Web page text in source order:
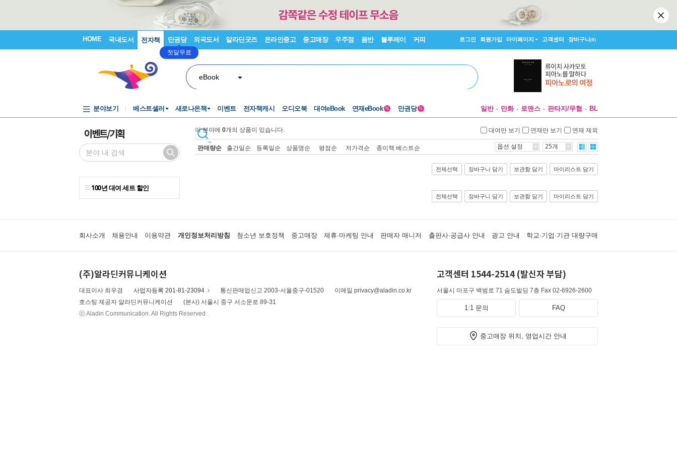
HOME 국내도서 전자책 만권당
첫달무료
외국도서 알라딘굿즈 온라인중고 중고매장 우주점 음반 블루레이 커피 로그인 회원가입 마이페이지 고객센터 장바구니(0)
eBook
분야보기 베스트셀러 새로나온책 이벤트 전자책캐시 오디오북 대여eBook 연재eBook N 만권당 N 일반 만화 로맨스 판타지/무협 BL
이벤트/기획
100년 대여 세트 할인
이 분야에 0개의 상품이 있습니다. 대여만 보기 연재만 보기 연재 제외
판매량순 출간일순 등록일순 상품명순 평점순 저가격순 종이책 베스트순 옵션 설정 25개
전체선택 장바구니 담기 보관함 담기 마이리스트 담기
전체선택 장바구니 담기 보관함 담기 마이리스트 담기
회사소개 채용안내 이용약관 개인정보처리방침 청소년 보호정책 중고매장 제휴·마케팅 안내 판매자 매니저 출판사·공급사 안내 광고 안내 학교·기업·기관 대량구매
(주)알라딘커뮤니케이션
대표이사 최우경 사업자등록 201-81-23094 통신판매업신고 2003-서울중구-01520
이메일 privacy@aladin.co.kr
호스팅 제공자 알라딘커뮤니케이션
(본사) 서울시 중구 서소문로 89-31
ⓒ Aladin Communication. All Rights Reserved.
고객센터 1544-2514 (발신자 부담)
서울시 마포구 백범로 71 숨도빌딩 7층 Fax 02-6926-2600
1:1 문의 FAQ
중고매장 위치, 영업시간 안내